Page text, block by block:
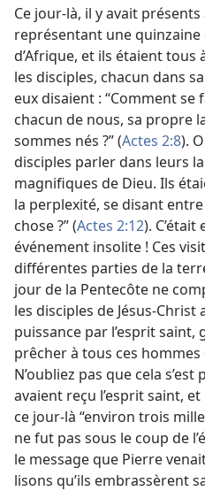
Ce jour-​là, il y avait
représentant une quinzaine
d’Afrique, et ils étaient
les disciples, chacun dans
eux disaient : “Comment
chacun de nous, sa propre
sommes nés ?” (Actes 2:8).
disciples parler dans leurs
magnifiques de Dieu. Ils
la perplexité, se disant
chose ?” (Actes 2:12).
événement insolite ! Ces
différentes parties de la
jour de la Pentecôte ne
les disciples de Jésus-Christ
puissance par l’esprit
prêcher à tous ces hommes
N’oubliez pas que cela
avaient reçu l’esprit saint,
ce jour-​là “environ trois
ne fut pas sous le coup de
le message que Pierre
lisons qu’ils embrassèrent